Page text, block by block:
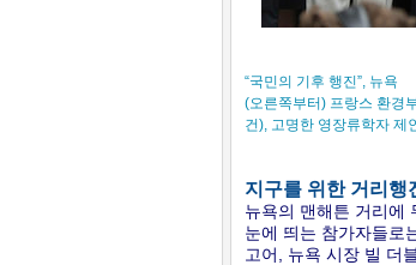
“국민의 기후 행진”, 뉴욕
(오른쪽부터) 프랑스 환경
건), 고명한 영장류학자 제
지구를 위한 거리행
뉴욕의 맨해튼 거리에
눈에 띄는 참가자들로
고어, 뉴욕 시장 빌 더